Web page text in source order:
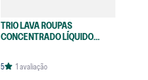
TRIO LAVA ROUPAS
CONCENTRADO LÍQUIDO
5 1 avaliação